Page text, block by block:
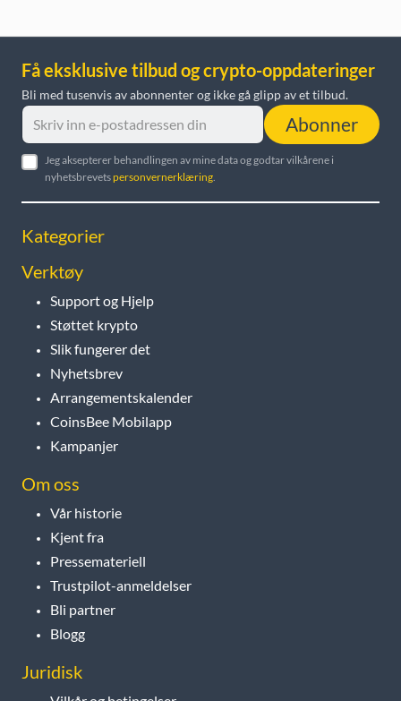
Få eksklusive tilbud og crypto-oppdateringer
Bli med tusenvis av abonnenter og ikke gå glipp av et tilbud.
Abonner
Jeg aksepterer behandlingen av mine data og godtar vilkårene i
nyhetsbrevetspersonvernerklæring
Kategorier
Verktøy
Support og Hjelp
Støttet krypto
Slik fungerer det
Nyhetsbrev
Arrangementskalender
CoinsBee Mobilapp
Kampanjer
Om oss
Vår historie
Kjent fra
Pressemateriell
Trustpilot-anmeldelser
Bli partner
Blogg
Juridisk